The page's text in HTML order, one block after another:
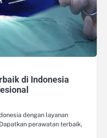
di Indonesia
dengan layanan
perawatan terbaik,